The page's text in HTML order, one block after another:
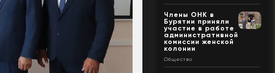
Члены ОНК в
Бурятии приняли
участие в работе
административной
комиссии женской
колонии
Общество